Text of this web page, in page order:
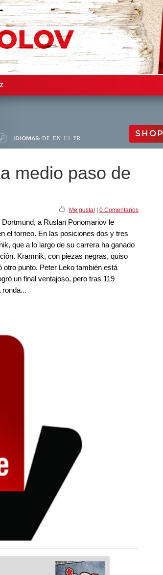
IDIOMAS: DE EN ES FR SHOP
medio paso de
Me gusta!| 0 Comentarios
a Ruslan Ponomariov le
el torneo. En las posiciones dos y tres
que a lo largo de su carrera ha ganado
Kramnik, con piezas negras, quiso
punto. Peter Leko también está
un final ventajoso, pero tras 119
ronda...